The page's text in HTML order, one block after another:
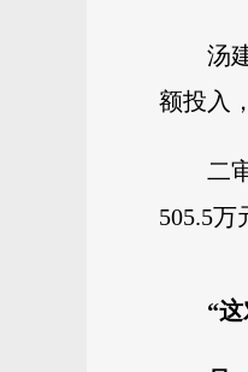
汤
额投入
二
505.5万
“